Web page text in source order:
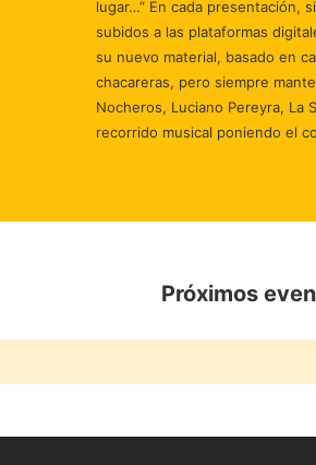
lugar…” En cada presentación,
subidos a las plataformas
su nuevo material, basado en
chacareras, pero siempre
Nocheros, Luciano Pereyra, La
recorrido musical poniendo el
Próximos